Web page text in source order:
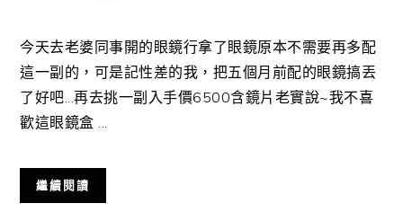
今天去老婆同事開的眼鏡行拿了眼鏡原本不需要再多配
這一副的，可是記性差的我，把五個月前配的眼鏡搞丟
了好吧...再去挑一副入手價6500含鏡片老實說~我不喜
歡這眼鏡盒 ...
繼續閱讀